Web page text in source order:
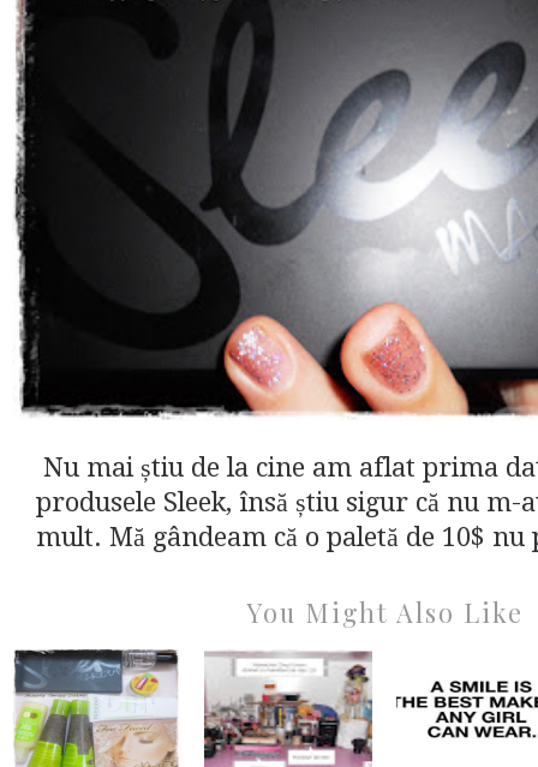
Nu mai știu de la cine am aflat prima
produsele Sleek, însă știu sigur că nu
mult. Mă gândeam că o paletă de 10$
You Might Also Like